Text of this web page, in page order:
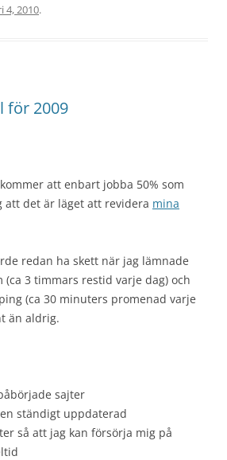
4, 2010.
för 2009
att enbart jobba 50% som
att det är läget att revidera mina
redan ha skett när jag lämnade
(ca 3 timmars restid varje dag) och
(ca 30 minuters promenad varje
än aldrig.
sajter
ständigt uppdaterad
så att jag kan försörja mig på